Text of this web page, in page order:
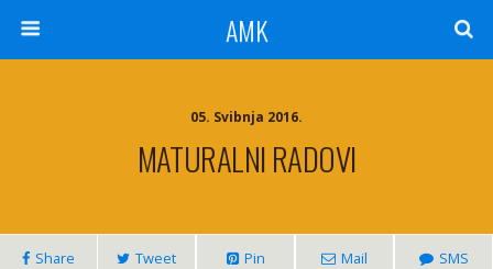
AMK
05. Svibnja 2016.
MATURALNI RADOVI
Share Tweet Pin Mail SMS